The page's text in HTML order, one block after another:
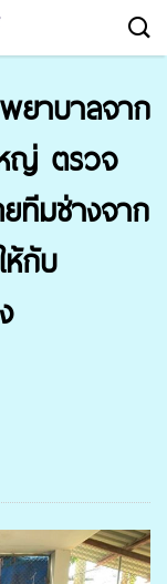
ยาบาลจาก
ญ่​ ตรวจ
ทีมช่างจาก
ห้กับ